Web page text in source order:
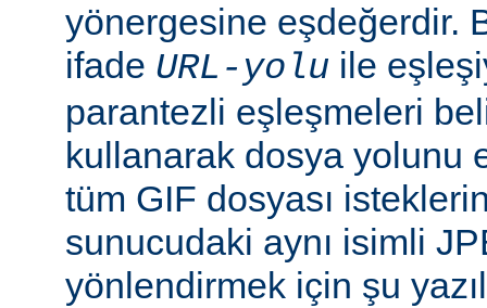
yönergesine eşdeğerdir.
ifade URL-yolu ile
parantezli eşleşmeleri
kullanarak dosya yolunu
tüm GIF dosyası
sunucudaki aynı isimli
yönlendirmek için şu